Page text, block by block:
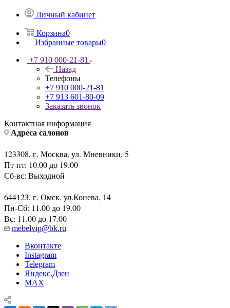
Личный кабинет
Корзина0
Избранные товары0
+7 910 000-21-81
Назад
Телефоны
+7 910 000-21-81
+7 913 601-80-09
Заказать звонок
Контактная информация
Адреса салонов
123308, г. Москва, ул. Мневники, 5
Пт-пт: 10.00 до 19.00
Сб-вс: Выходной
644123, г. Омск, ул.Конева, 14
Пн-Сб: 11.00 до 19.00
Вс: 11.00 до 17.00
mebelvip@bk.ru
Вконтакте
Instagram
Telegram
Яндекс.Дзен
MAX